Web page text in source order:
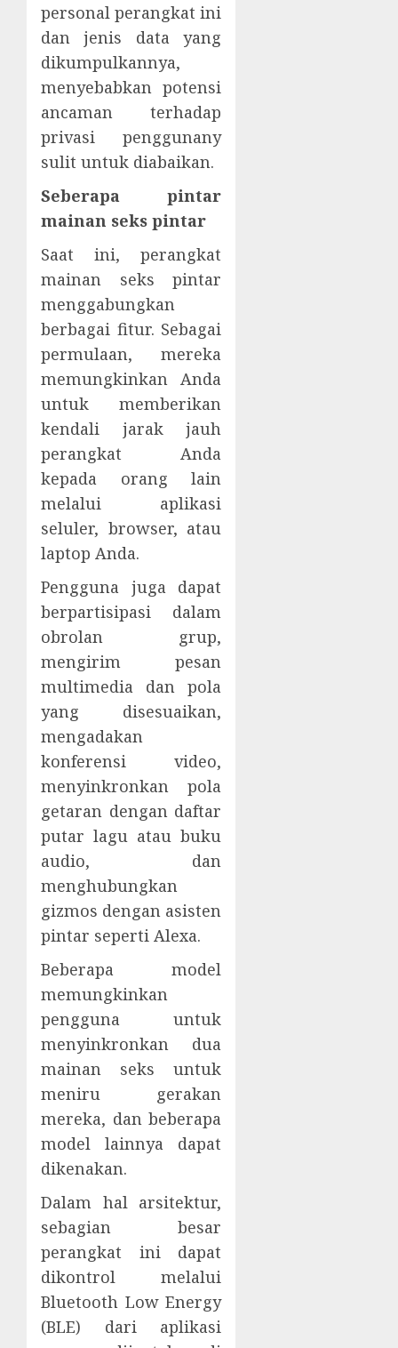
personal perangkat ini
dan jenis data yang
dikumpulkannya,
menyebabkan potensi
ancaman terhadap
privasi penggunany
sulit untuk diabaikan.
Seberapa pintar
mainan seks pintar
Saat ini, perangkat
mainan seks pintar
menggabungkan
berbagai fitur. Sebagai
permulaan, mereka
memungkinkan Anda
untuk memberikan
kendali jarak jauh
perangkat Anda
kepada orang lain
melalui aplikasi
seluler, browser, atau
laptop Anda.
Pengguna juga dapat
berpartisipasi dalam
obrolan grup,
mengirim pesan
multimedia dan pola
yang disesuaikan,
mengadakan
konferensi video,
menyinkronkan pola
getaran dengan daftar
putar lagu atau buku
audio, dan
menghubungkan
gizmos dengan asisten
pintar seperti Alexa.
Beberapa model
memungkinkan
pengguna untuk
menyinkronkan dua
mainan seks untuk
meniru gerakan
mereka, dan beberapa
model lainnya dapat
dikenakan.
Dalam hal arsitektur,
sebagian besar
perangkat ini dapat
dikontrol melalui
Bluetooth Low Energy
(BLE) dari aplikasi